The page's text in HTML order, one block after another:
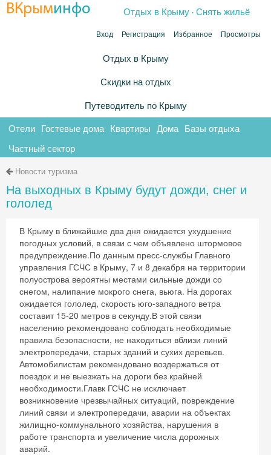
ВКрыминфо Отдых в Крыму .Снять жильё
Вход Регистрация Избранное Просмотры
Отдых в Крыму
Скидки на отдых
Путеводитель по Крыму
Отели Гостевые дома Квартиры Дома Базы отдыха
Частный сектор
Новости туризма
На выходных в Крыму будут дожди, снег и
гололед
В Крыму в ближайшие два дня ожидается ухудшение
погодных условий, в связи с чем объявлено штормовое
предупреждение.По данным пресс-службы Главного
управления ГСЧС в Крыму, 7 и 8 декабря на территории
полуострова вероятны местами сильные дожди со
снегом, налипание мокрого снега, вьюга. На дорогах
ожидается гололед, скорость юго-западного ветра
составит 15-20 метров в секунду.В этой связи
населению рекомендовано соблюдать необходимые
правила безопасности, не находиться вблизи линий
электропередачи, старых зданий и сухих деревьев.
Автомобилистам рекомендовано воздержаться от
поездок и не выезжать на дороги без крайней
необходимости.Главк ГСЧС не исключает
возникновение чрезвычайных ситуаций, повреждение
линий связи и электропередачи, аварии на объектах
жилищно-коммунального хозяйства, нарушения в
работе транспорта и увеличение числа дорожных
аварий.